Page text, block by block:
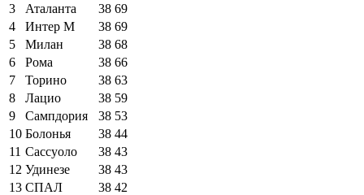
3
Аталанта 38 69
4
Интер М 38 69
5
Милан 38 68
6
Рома 38 66
7
Торино 38 63
8
Лацио 38 59
9
Сампдория 38 53
10 Болонья 38 44
11 Сассуоло 38 43
12 Удинезе 38 43
13 СПАЛ 38 42